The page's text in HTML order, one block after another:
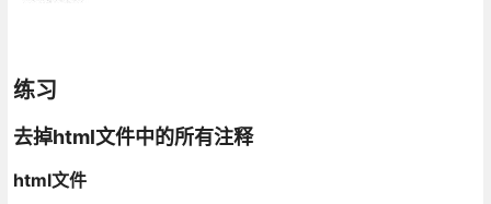
练习
去掉html文件中的所有注释
html文件